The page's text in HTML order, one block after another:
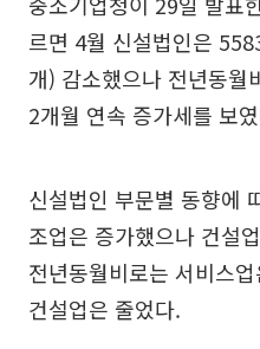
르면 4월 신설법인은
개) 감소했으나 전년동
2개월 연속 증가세를 보
신설법인 부문별 동향에
조업은 증가했으나 건설
전년동월비로는 서비스
건설업은 줄었다.